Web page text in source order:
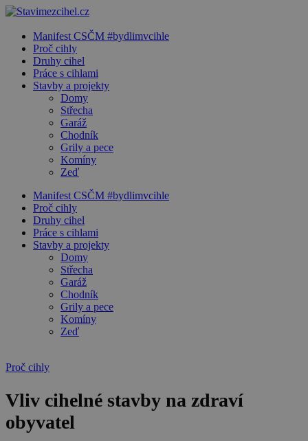
Manifest CSČM #bydlimvcihle
Proč cihly
Druhy cihel
Práce s cihlami
Stavby a projekty
Domy
Střecha
Garáž
Chodník
Grily a pece
Komíny
Zeď
Manifest CSČM #bydlimvcihle
Proč cihly
Druhy cihel
Práce s cihlami
Stavby a projekty
Domy
Střecha
Garáž
Chodník
Grily a pece
Komíny
Zeď
Proč cihly
Vliv cihelné stavby na zdraví
obyvatel